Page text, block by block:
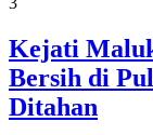
Kejati
Bersih di
Ditahan